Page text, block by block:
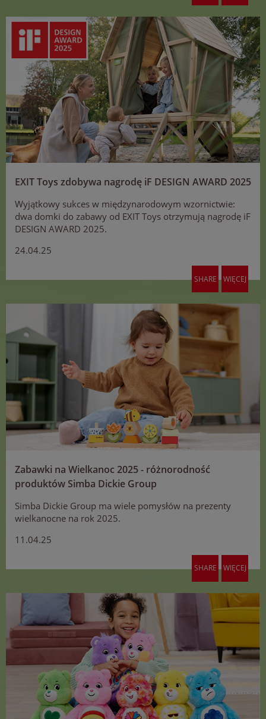
EXIT Toys zdobywa nagrodę iF DESIGN AWARD 2025
Wyjątkowy sukces w międzynarodowym wzornictwie:
dwa domki do zabawy od EXIT Toys otrzymują nagrodę iF
DESIGN AWARD 2025.
24.04.25
SHARE WIĘCEJ
Zabawki na Wielkanoc 2025 - różnorodność
produktów Simba Dickie Group
Simba Dickie Group ma wiele pomysłów na prezenty
wielkanocne na rok 2025.
11.04.25
SHARE WIĘCEJ